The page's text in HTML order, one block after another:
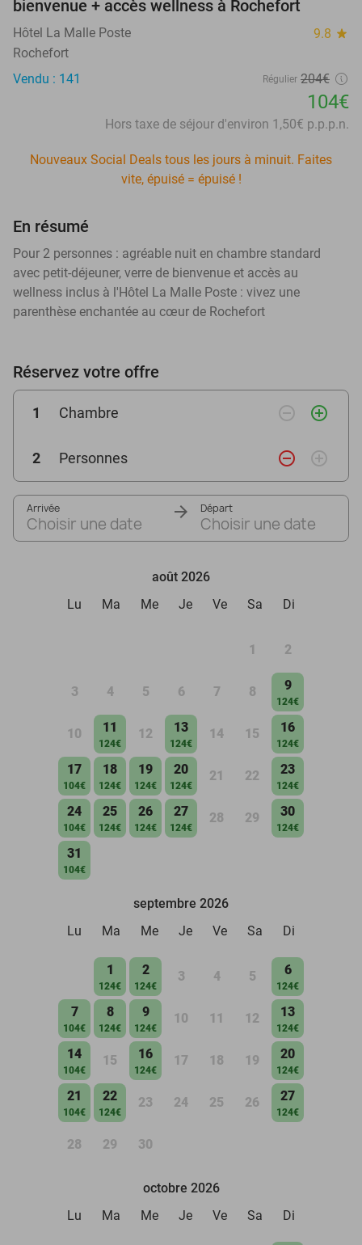
bienvenue + accès wellness à Rochefort
Hôtel La Malle Poste 9.8 star
Rochefort
Vendu : 141
Régulier 204€
104€
Hors taxe de séjour d'environ 1,50€ p.p.p.n.
Nouveaux Social Deals tous les jours à minuit. Faites
vite, épuisé = épuisé !
En résumé
Pour 2 personnes : agréable nuit en chambre standard
avec petit-déjeuner, verre de bienvenue et accès au
wellness inclus à l'Hôtel La Malle Poste : vivez une
parenthèse enchantée au cœur de Rochefort
Réservez votre offre
1 Chambre remove_circle_outline add_circle_outline
2 Personnes remove_circle_outline add_circle_outline
Arrivée
Choisir une date
Départ
Choisir une date
août 2026
Lu
Ma Me Je Ve Sa Di
1 2
3 4 5 6 7 8 9
124€
10 11
124€
12 13
124€
14 15 16
124€
17
104€
18
124€
19
124€
20
124€
21 22 23
124€
24
104€
25
124€
26
124€
27
124€
28 29 30
124€
31
104€
septembre 2026
Lu
Ma Me Je Ve Sa Di
1
124€
2
124€
3 4 5 6
124€
7
104€
8
124€
9
124€
10 11 12 13
124€
14
104€
15 16
124€
17 18 19 20
124€
21
104€
22
124€
23 24 25 26 27
124€
28 29 30
octobre 2026
Lu
Ma Me Je Ve Sa Di